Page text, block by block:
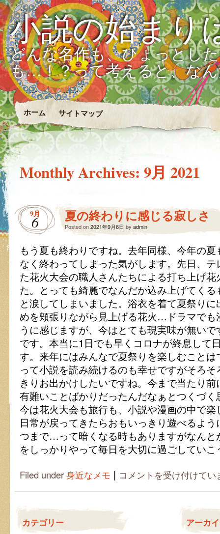
小説の始まり
どんな名作も、ひょっとし
も…！？って考えると、な
ホーム サイトマップ
Monthly Archives: 9月 2021
9月
6 夏の終わりに感じる寂しさ
Posted on2021年9月6日 by admin
もう夏も終わりですね。去年同様、今年の
なく終わってしまった気がします。先日、
た花火大会の職人さんたちによる打ち上げ
た。とっても綺麗でなんだか込み上げてく
と涙してしまいました。浴衣を着て夏祭り
めを頬張りながら見上げる花火…ドラマでも
うに感じますが、今はとても現実味が無い
です。本当に1日でも早くコロナが終息して
す。来年にはみんなで夏祭りを楽しむこと
って小説を読み続けるのも幸せですがそろ
きりお出かけしたいですね。今まで当たり
有難いことばかりだったんだなぁとつくづく
今は花火大会も旅行も、小説や漫画の中で
日常が戻ってきたらおもいっきり遊べるよ
つまで…って暗くなる時もありますがなんと
をしっかりやって毎日を大切に過ごしてい
Filed under身近なメモ |
夏
の
に
感
コメントを受け付けてい
カテゴリー アーカ